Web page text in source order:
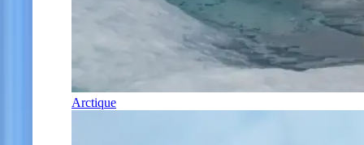
Arctique